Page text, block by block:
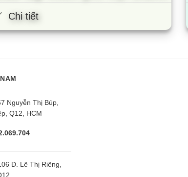
Chi tiết
Nguyễn Thị Búp,
Q12, HCM
Đ. Lê Thị Riêng,